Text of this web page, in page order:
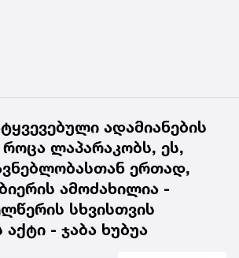
ადამიანების
ლაპარაკობს, ეს,
ერთად,
ამოძახილია -
სხვისთვის
აქტი - ჯაბა ხუბუა